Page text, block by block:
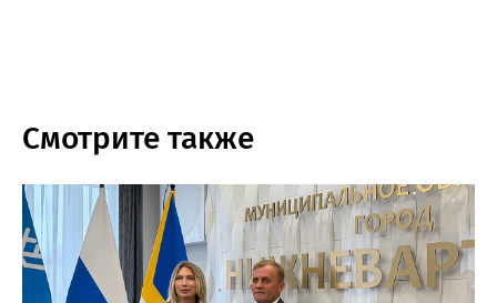
Смотрите также